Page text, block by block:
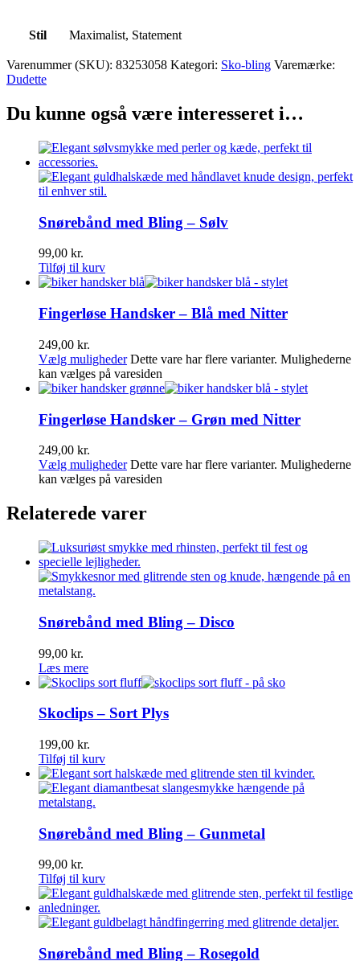
Stil Maximalist, Statement
Varenummer (SKU): 83253058 Kategori: Sko-bling Varemærke:
Dudette
Du kunne også være interesseret i…
Snørebånd med Bling – Sølv
99,00 kr.
Tilføj til kurv
Fingerløse Handsker – Blå med Nitter
249,00 kr.
Vælg muligheder Dette vare har flere varianter. Mulighederne
kan vælges på varesiden
Fingerløse Handsker – Grøn med Nitter
249,00 kr.
Vælg muligheder Dette vare har flere varianter. Mulighederne
kan vælges på varesiden
Relaterede varer
Snørebånd med Bling – Disco
99,00 kr.
Læs mere
Skoclips – Sort Plys
199,00 kr.
Tilføj til kurv
Snørebånd med Bling – Gunmetal
99,00 kr.
Tilføj til kurv
Snørebånd med Bling – Rosegold